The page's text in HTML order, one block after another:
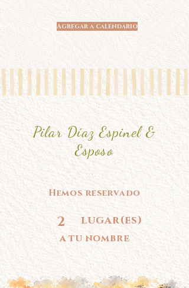
Agregar a calendario
Pilar Díaz Espinel &
Esposo
Hemos reservado
2 lugar(es)
a tu nombre